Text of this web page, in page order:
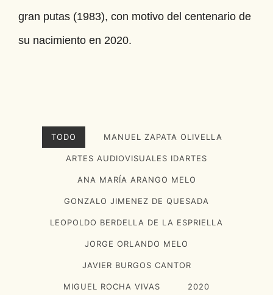
gran putas (1983), con motivo del centenario de
su nacimiento en 2020.
TODO MANUEL ZAPATA OLIVELLA
ARTES AUDIOVISUALES IDARTES
ANA MARÍA ARANGO MELO
GONZALO JIMENEZ DE QUESADA
LEOPOLDO BERDELLA DE LA ESPRIELLA
JORGE ORLANDO MELO
JAVIER BURGOS CANTOR
MIGUEL ROCHA VIVAS 2020